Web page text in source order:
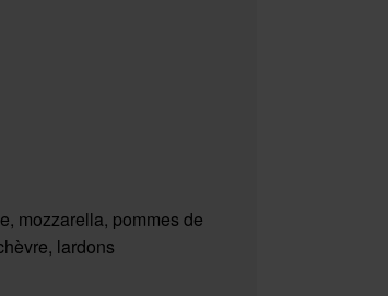
mozzarella, pommes de
lardons